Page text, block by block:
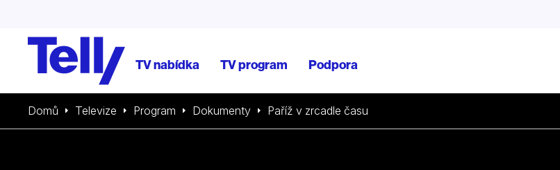
TV nabídka TV program Podpora
Domů Televize Program Dokumenty Paříž v zrcadle času